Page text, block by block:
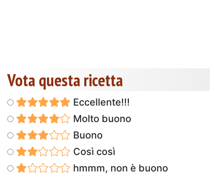
Vota questa ricetta
Eccellente!!!
Molto buono
Buono
Così così
hmmm, non è buono